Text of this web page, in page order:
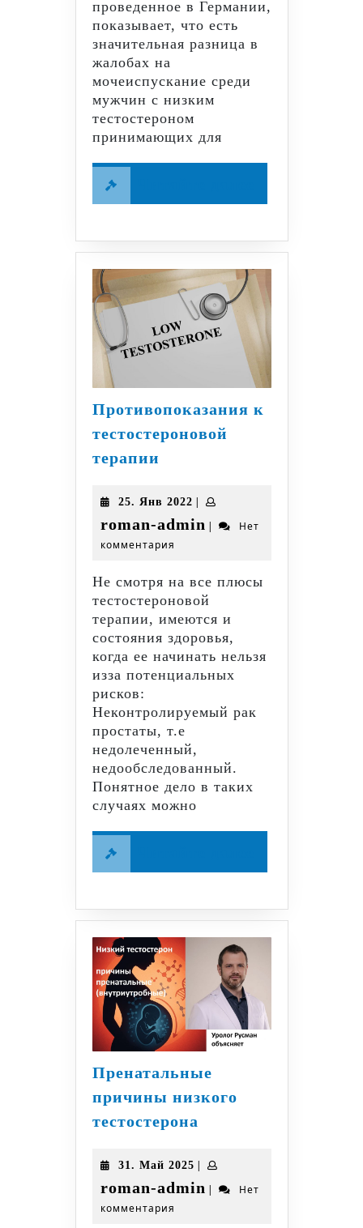
проведенное в Германии,
показывает, что есть
значительная разница в
жалобах на
мочеиспускание среди
мужчин с низким
тестостероном
принимающих для
далее
Противопоказания к
тестостероновой
терапии
терапии
25. Янв 202225.
Янв
|
roman-admin roman-
|
Нет
комментария
Не смотря на все плюсы
тестостероновой
терапии, имеются и
состояния здоровья,
когда ее начинать нельзя
изза потенциальных
рисков:
Неконтролируемый рак
простаты, т.е
недолеченный,
недообследованный.
Понятное дело в таких
случаях можно
далее
Пренатальные
причины низкого
тестостерона
тестостерона
31. Май 202531.
Май
|
roman-admin roman-
|
Нет
комментария